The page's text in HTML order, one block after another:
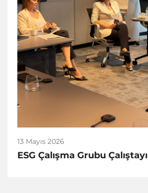
13 Mayıs 2026
ESG Çalışma Grubu Çalıştayı